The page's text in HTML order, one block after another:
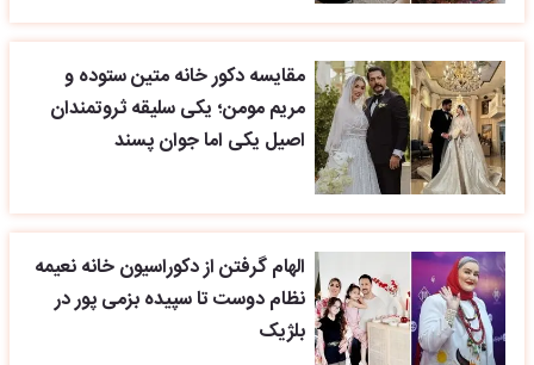
مقایسه دکور خانه متین ستوده و
مریم مومن؛ یکی سلیقه ثروتمندان
اصیل یکی اما جوان پسند
الهام گرفتن از دکوراسیون خانه نعیمه
نظام دوست تا سپیده بزمی پور در
بلژیک